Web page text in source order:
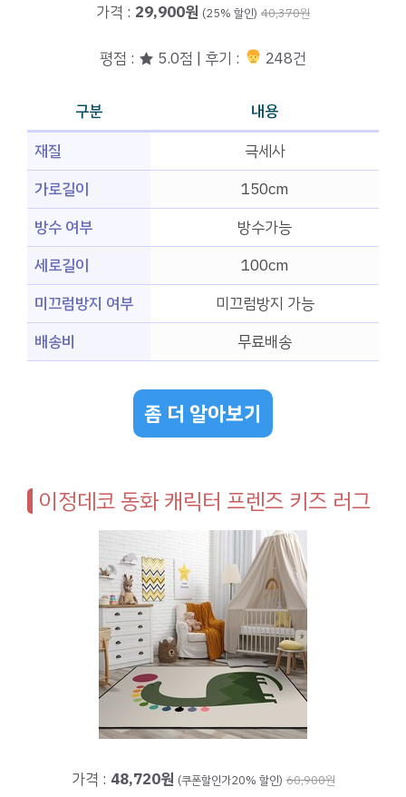
가격 : 29,900원 (25% 할인) 40,370원
평점 : ★ 5.0점 | 후기 : 248건
구분
내용
재질
극세사
가로길이
150cm
방수 여부
방수가능
세로길이
100cm
미끄럼방지 여부
미끄럼방지 가능
배송비
무료배송
좀 더 알아보기
이정데코 동화 캐릭터 프렌즈 키즈 러그
가격 : 48,720원 (쿠폰할인가20% 할인) 60,900원